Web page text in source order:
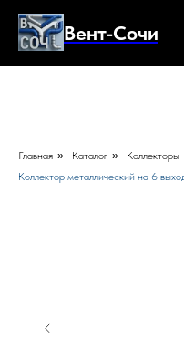
Вент-Сочи
Главная » Каталог » Коллекторы
Коллектор металлический на 6